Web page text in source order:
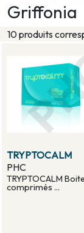
Griffonia
10 produits
TRYPTOCALM
PHC
TRYPTOCALM
comprimés ...